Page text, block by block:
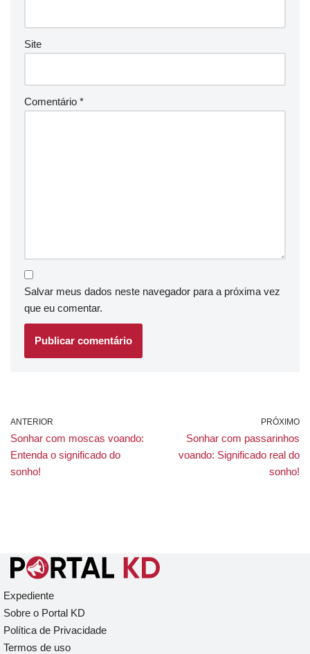
Site
Comentário *
Salvar meus dados neste navegador para a próxima vez
que eu comentar.
ANTERIOR
Sonhar com moscas voando:
Entenda o significado do
sonho!
PRÓXIMO
Sonhar com passarinhos
voando: Significado real do
sonho!
Expediente
Sobre o Portal KD
Política de Privacidade
Termos de uso